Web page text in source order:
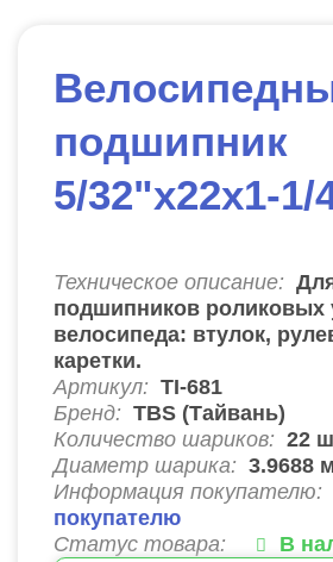
подшипник
5/32"х22х1-1/
Техническое описание:
подшипников роликовых
велосипеда: втулок,
каретки.
Артикул: TI-681
Бренд: TBS (Тайвань)
Количество шариков: 22
Диаметр шарика: 3.9688
Информация покупателю:
покупателю
Статус товара:
В